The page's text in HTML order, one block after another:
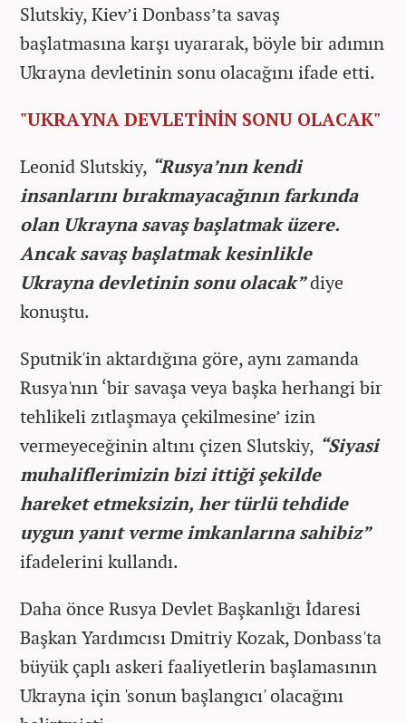
Slutskiy, Kiev’i Donbass’ta savaş
başlatmasına karşı uyararak, böyle bir adımın
Ukrayna devletinin sonu olacağını ifade etti.
"UKRAYNA DEVLETİNİN SONU OLACAK"
Leonid Slutskiy, “Rusya’nın kendi
insanlarını bırakmayacağının farkında
olan Ukrayna savaş başlatmak üzere.
Ancak savaş başlatmak kesinlikle
Ukrayna devletinin sonu olacak”diye
konuştu.
Sputnik'in aktardığına göre, aynı zamanda
Rusya'nın ‘bir savaşa veya başka herhangi bir
tehlikeli zıtlaşmaya çekilmesine’ izin
vermeyeceğinin altını çizen Slutskiy, “Siyasi
muhaliflerimizin bizi ittiği şekilde
hareket etmeksizin, her türlü tehdide
uygun yanıt verme imkanlarına sahibiz”
ifadelerini kullandı.
Daha önce Rusya Devlet Başkanlığı İdaresi
Başkan Yardımcısı Dmitriy Kozak, Donbass'ta
büyük çaplı askeri faaliyetlerin başlamasının
Ukrayna için 'sonun başlangıcı' olacağını